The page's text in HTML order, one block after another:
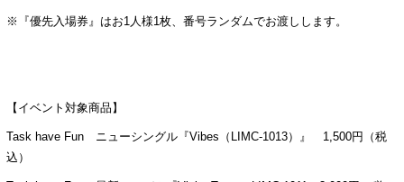
※『優先入場券』はお1人様1枚、番号ランダムでお渡しします。
【イベント対象商品】
Task have Fun ニューシングル『Vibes（LIMC-1013）』 1,500円（税
込）